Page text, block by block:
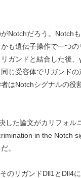
Notchだろう。Notch
も遺伝子操作で一つ
ガンドと結合した後
じ受容体でリガンド
はNotchシグナルの役
した論文がカリフォル
in the Notch
。
のリガンドDll1とDll4